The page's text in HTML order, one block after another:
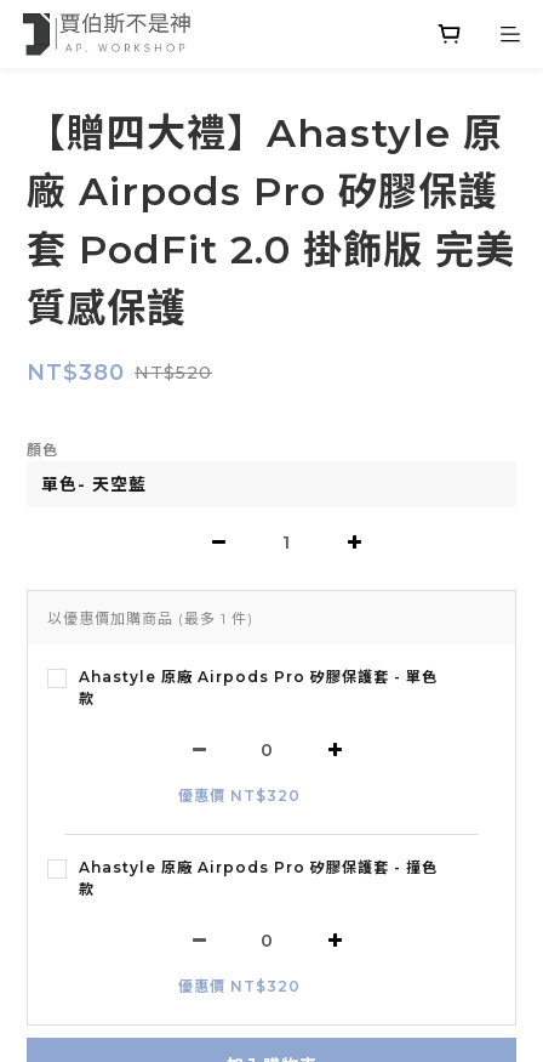
【贈四大禮】Ahastyle 原
廠 Airpods Pro 矽膠保護
套 PodFit 2.0 掛飾版 完美
質感保護
NT$380 NT$520
顏色
以優惠價加購商品 (最多 1 件)
Ahastyle 原廠 Airpods Pro 矽膠保護套 - 單色
款
優惠價 NT$320
Ahastyle 原廠 Airpods Pro 矽膠保護套 - 撞色
款
優惠價 NT$320